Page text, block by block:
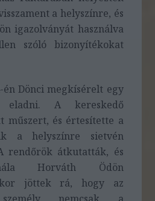
a helyszínre, és
igazolványát használva
szóló bizonyítékokat
én Dönci megkísérelt egy
eladni. A kereskedő
műszert, és értesítette a
a helyszínre sietvén
rendőrök átkutatták, és
Horváth Ödön
jöttek rá, hogy az
nemcsak a